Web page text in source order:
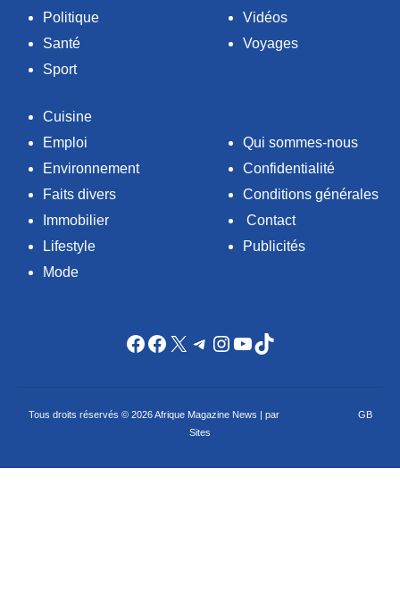
Politique
Santé
Sport
Vidéos
Voyages
Cuisine
Emploi
Environnement
Faits divers
Immobilier
Lifestyle
Mode
Qui sommes-nous
Confidentialité
Conditions générales
Contact
Publicités
Facebook
Facebook
X Telegram
Instagram
YouTube
TikTok
Tous droits réservés © 2026 Afrique Magazine News | par
GB
Sites